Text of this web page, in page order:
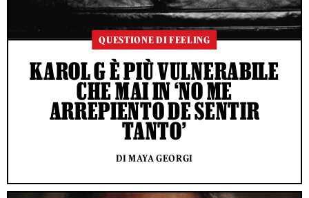
QUESTIONE DI FEELING
KAROL G È PIÙ VULNERABILE
CHE MAI IN ‘NO ME
ARREPIENTO DE SENTIR
TANTO’
DI MAYA GEORGI